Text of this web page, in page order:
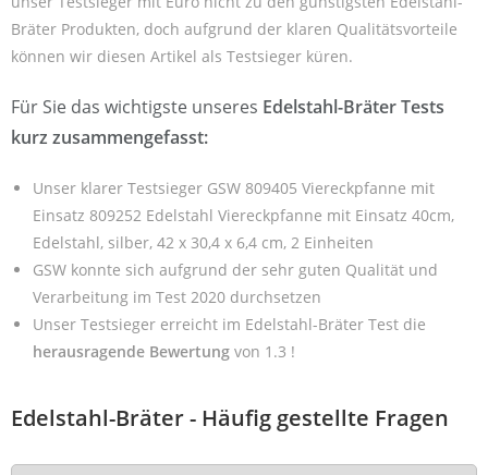
Bräter Produkten, doch aufgrund der klaren Qualitätsvorteile
können wir diesen Artikel als Testsieger küren.
Für Sie das wichtigste unseres Edelstahl-Bräter Tests
kurz zusammengefasst:
Unser klarer Testsieger GSW 809405 Viereckpfanne mit
Einsatz 809252 Edelstahl Viereckpfanne mit Einsatz 40cm,
Edelstahl, silber, 42 x 30,4 x 6,4 cm, 2 Einheiten
GSW konnte sich aufgrund der sehr guten Qualität und
Verarbeitung im Test 2020 durchsetzen
Unser Testsieger erreicht im Edelstahl-Bräter Test die
herausragende Bewertung von 1.3 !
Edelstahl-Bräter - Häufig gestellte Fragen